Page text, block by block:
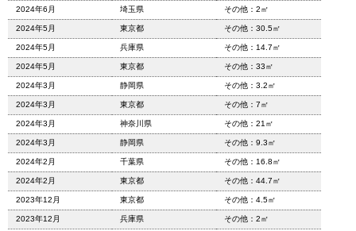
2024年6月 埼玉県 その他：2㎡
2024年5月 東京都 その他：30.5㎡
2024年5月 兵庫県 その他：14.7㎡
2024年5月 東京都 その他：33㎡
2024年3月 静岡県 その他：3.2㎡
2024年3月 東京都 その他：7㎡
2024年3月 神奈川県 その他：21㎡
2024年3月 静岡県 その他：9.3㎡
2024年2月 千葉県 その他：16.8㎡
2024年2月 東京都 その他：44.7㎡
2023年12月 東京都 その他：4.5㎡
2023年12月 兵庫県 その他：2㎡